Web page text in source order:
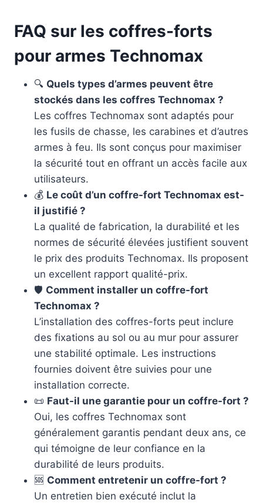
FAQ sur les coffres-forts
pour armes Technomax
🔍 Quels types d’armes peuvent être
stockés dans les coffres Technomax ?
Les coffres Technomax sont adaptés pour
les fusils de chasse, les carabines et d’autres
armes à feu. Ils sont conçus pour maximiser
la sécurité tout en offrant un accès facile aux
utilisateurs.
💰 Le coût d’un coffre-fort Technomax est-
il justifié ?
La qualité de fabrication, la durabilité et les
normes de sécurité élevées justifient souvent
le prix des produits Technomax. Ils proposent
un excellent rapport qualité-prix.
🛡️ Comment installer un coffre-fort
Technomax ?
L’installation des coffres-forts peut inclure
des fixations au sol ou au mur pour assurer
une stabilité optimale. Les instructions
fournies doivent être suivies pour une
installation correcte.
📜 Faut-il une garantie pour un coffre-fort ?
Oui, les coffres Technomax sont
généralement garantis pendant deux ans, ce
qui témoigne de leur confiance en la
durabilité de leurs produits.
🆘 Comment entretenir un coffre-fort ?
Un entretien bien exécuté inclut la